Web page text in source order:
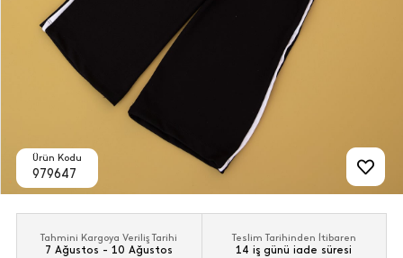
Ürün Kodu
979647
Tahmini Kargoya Veriliş Tarihi
7 Ağustos - 10 Ağustos
Teslim Tarihinden İtibaren
14 iş günü iade süresi